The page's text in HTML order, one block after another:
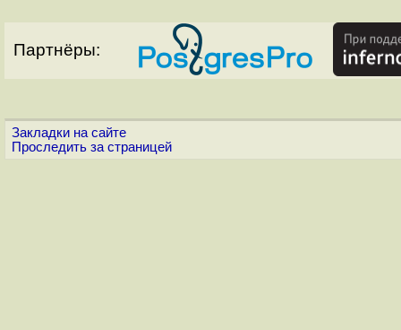
Партнёры:
Закладки на сайте
Проследить за страницей